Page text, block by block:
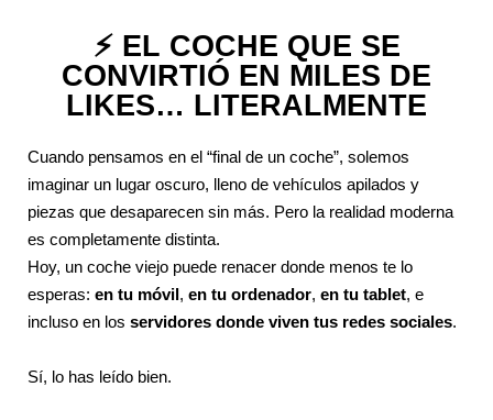
⚡ EL COCHE QUE SE
CONVIRTIÓ EN MILES DE
LIKES… LITERALMENTE
Cuando pensamos en el “final de un coche”, solemos
imaginar un lugar oscuro, lleno de vehículos apilados y
piezas que desaparecen sin más. Pero la realidad moderna
es completamente distinta.
Hoy, un coche viejo puede renacer donde menos te lo
esperas: en tu móvil, en tu ordenador, en tu tablet, e
incluso en los servidores donde viven tus redes sociales.
Sí, lo has leído bien.